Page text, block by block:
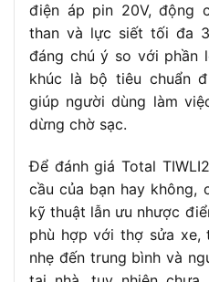
Bảo hành
6 tháng
điện áp pin 20V, động
than và lực siết tối đa
đáng chú ý so với phần
khúc là bộ tiêu chuẩn
giúp người dùng làm
dừng chờ sạc.
Để đánh giá Total
cầu của bạn hay không,
kỹ thuật lẫn ưu nhược
phù hợp với thợ sửa
nhẹ đến trung bình và